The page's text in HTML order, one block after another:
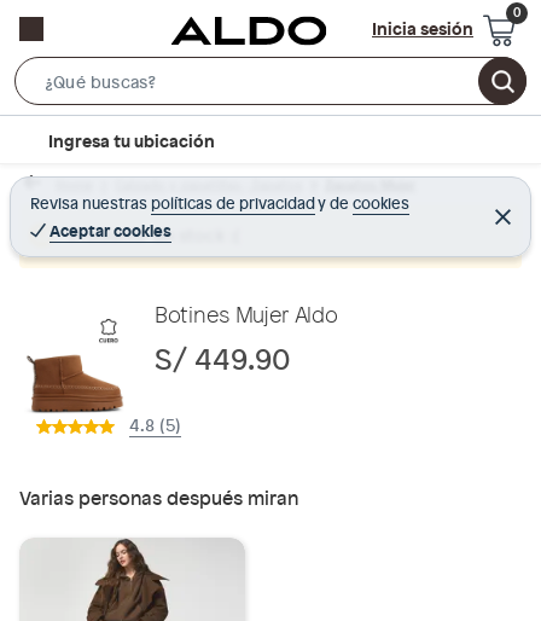
Inicia sesión
e
r
c
B
r
c
t
n
Ingresa tu ubicación
Revisa nuestras políticas de privacidadyde cookies
Aceptar cookies
C
e
r
Home Calzado y zapatillas - Zapatos Zapatos Mujer
Producto sin stock :(
Botines Mujer Aldo
S/ 449.90
4.8 (5)
Varias personas después miran